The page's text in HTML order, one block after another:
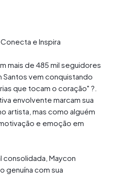
e Inspira
mais de 485 mil seguidores
Santos vem conquistando
que tocam o coração" ?.
envolvente marcam sua
artista, mas como alguém
e emoção em
consolidada, Maycon
genuína com sua